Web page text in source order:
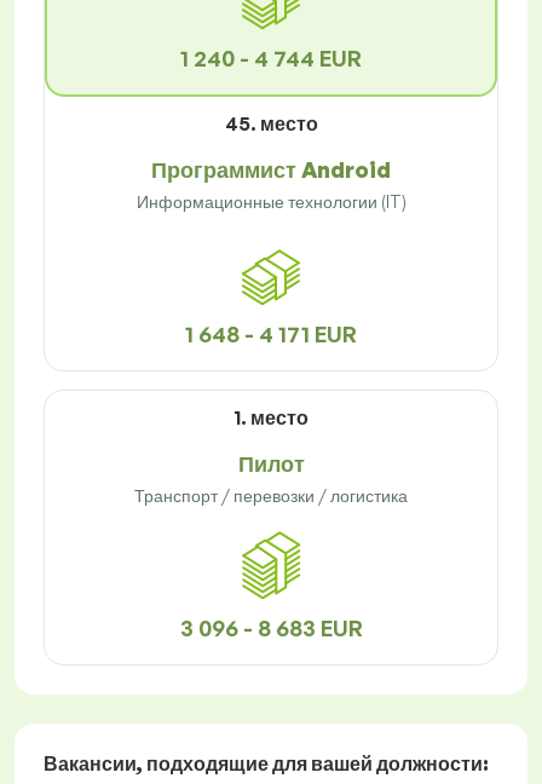
1 240 - 4 744 EUR
45. место
Программист Android
Информационные технологии (IT)
1 648 - 4 171 EUR
1. место
Пилот
Транспорт / перевозки / логистика
3 096 - 8 683 EUR
Вакансии, подходящие для вашей должности: